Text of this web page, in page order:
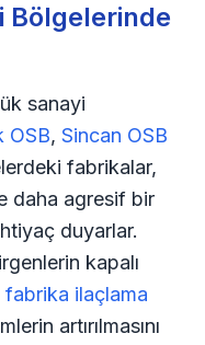
Bölgelerinde
sanayi
OSB, Sincan OSB
fabrikalar,
daha agresif bir
duyarlar.
kapalı
fabrika ilaçlama
artırılmasını